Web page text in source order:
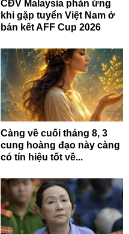
CĐV Malaysia phản ứng
khi gặp tuyển Việt Nam ở
bán kết AFF Cup 2026
Càng về cuối tháng 8, 3
cung hoàng đạo này càng
có tín hiệu tốt về...